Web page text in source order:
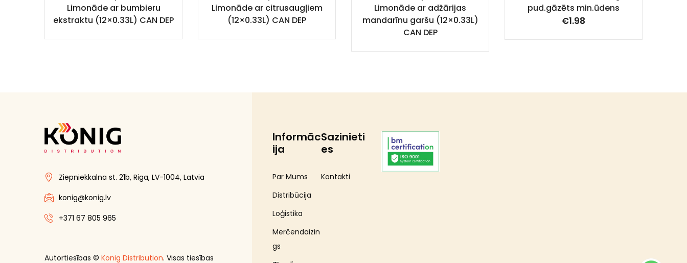
Limonāde ar bumbieru
ekstraktu (12×0.33L) CAN DEP
Limonāde ar citrusaugļiem
(12×0.33L) CAN DEP
Limonāde ar adžārijas
mandarīnu garšu (12×0.33L)
CAN DEP
pud.gāzēts min.ūdens
€1.98
Ziepniekkalna st. 21b, Riga, LV-1004, Latvia
konig@konig.lv
+371 67 805 965
Autortiesības © Konig Distribution. Visas tiesības
Informāc
ija
Par Mums
Distribūcija
Loģistika
Merčendaizin
gs
Sazinieti
es
Kontakti